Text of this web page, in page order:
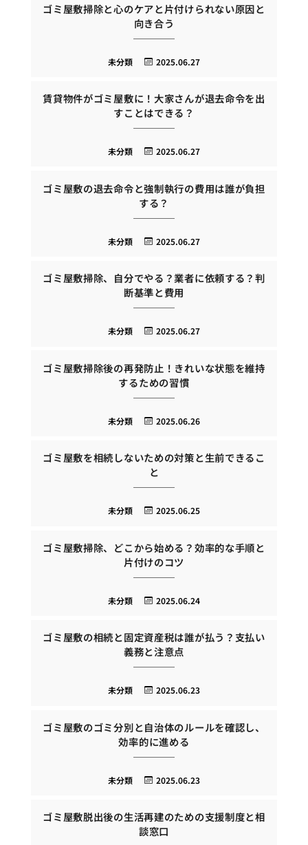
ゴミ屋敷掃除と心のケアと片付けられない原因と
向き合う
2025.06.27
未分類
賃貸物件がゴミ屋敷に！大家さんが退去命令を出
すことはできる？
2025.06.27
未分類
ゴミ屋敷の退去命令と強制執行の費用は誰が負担
する？
2025.06.27
未分類
ゴミ屋敷掃除、自分でやる？業者に依頼する？判
断基準と費用
2025.06.27
未分類
ゴミ屋敷掃除後の再発防止！きれいな状態を維持
するための習慣
2025.06.26
未分類
ゴミ屋敷を相続しないための対策と生前できるこ
と
2025.06.25
未分類
ゴミ屋敷掃除、どこから始める？効率的な手順と
片付けのコツ
2025.06.24
未分類
ゴミ屋敷の相続と固定資産税は誰が払う？支払い
義務と注意点
2025.06.23
未分類
ゴミ屋敷のゴミ分別と自治体のルールを確認し、
効率的に進める
2025.06.23
未分類
ゴミ屋敷脱出後の生活再建のための支援制度と相
談窓口